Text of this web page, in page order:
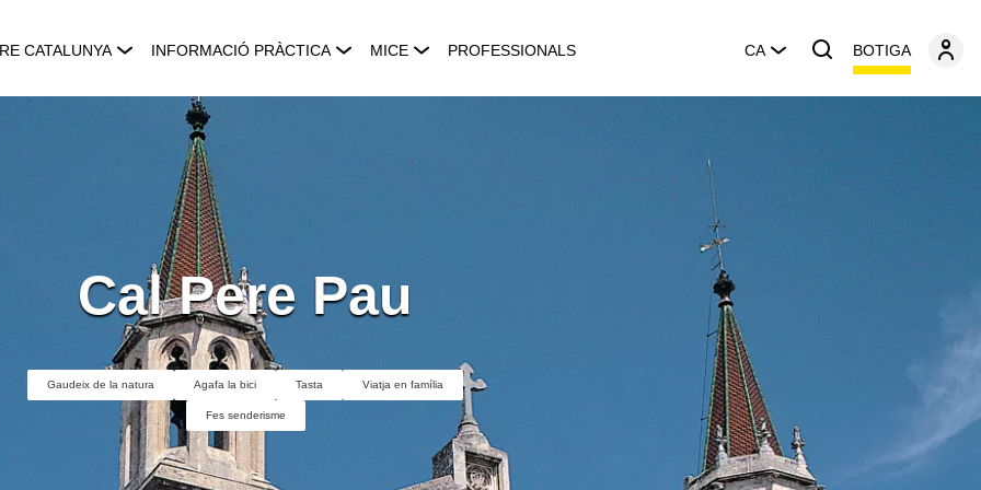
CATALUNYA INFORMACIÓ PRÀCTICA MICE PROFESSIONALS CA BOTIGA
Cal Pere Pau
Gaudeix de la natura Agafa la bici Tasta Viatja en família
Fes senderisme